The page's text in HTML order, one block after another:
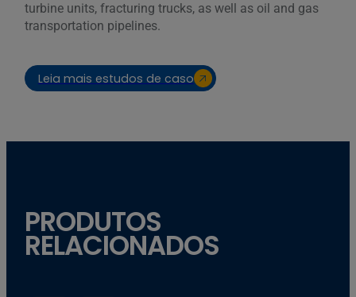
turbine units, fracturing trucks, as well as oil and gas
transportation pipelines.
Leia mais estudos de caso
PRODUTOS
RELACIONADOS